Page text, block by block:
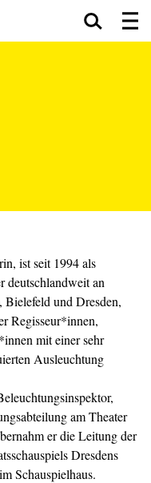
ist seit 1994 als
deutschlandweit an
und Dresden,
Regisseur*innen,
mit einer sehr
Ausleuchtung
am Theater
er die Leitung der
Dresdens
Schauspielhaus.